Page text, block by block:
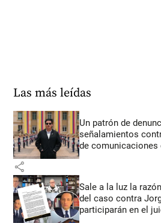
Las más leídas
Un patrón de
señalamientos
de comunicaciones
share
Sale a la luz la
del caso contra
participarán en el